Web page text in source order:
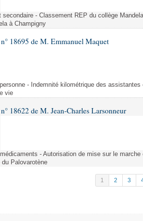
secondaire - Classement REP du collège
à Champigny
18695 de M. Emmanuel Maquet
- Indemnité kilométrique des
vie
18622 de M. Jean-Charles Larsonneur
- Autorisation de mise sur le
Palovarotène
1 2 3